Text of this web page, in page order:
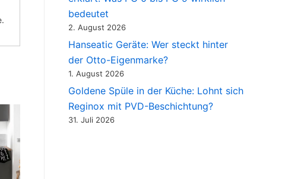
bedeutet
2. August 2026
Hanseatic Geräte: Wer steckt hinter
der Otto-Eigenmarke?
1. August 2026
Goldene Spüle in der Küche: Lohnt sich
Reginox mit PVD-Beschichtung?
31. Juli 2026